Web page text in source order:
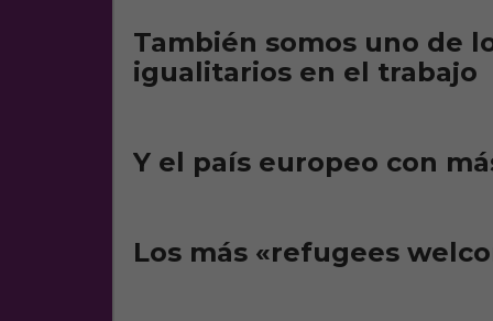
También somos uno de
igualitarios en el trabajo
Y el país europeo con
Los más «refugees